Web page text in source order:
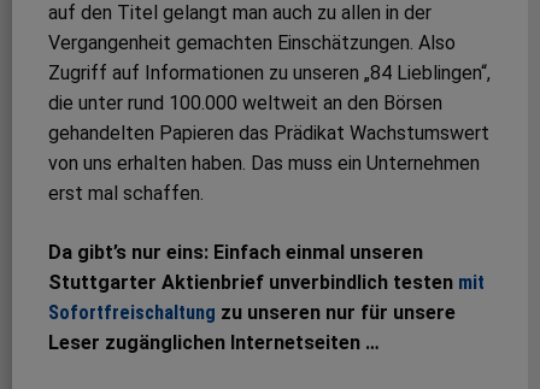
auf den Titel gelangt man auch zu allen in der
Vergangenheit gemachten Einschätzungen. Also
Zugriff auf Informationen zu unseren „84 Lieblingen“,
die unter rund 100.000 weltweit an den Börsen
gehandelten Papieren das Prädikat Wachstumswert
von uns erhalten haben. Das muss ein Unternehmen
erst mal schaffen.
Da gibt’s nur eins: Einfach einmal unseren
Stuttgarter Aktienbrief unverbindlich testen mit
Sofortfreischaltung zu unseren nur für unsere
Leser zugänglichen Internetseiten …